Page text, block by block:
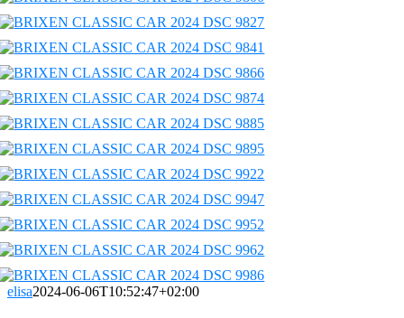
elisa2024-06-06T10:52:47+02:00